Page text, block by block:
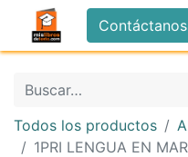
Contáctanos
Todos los productos
1PRI LENGUA EN